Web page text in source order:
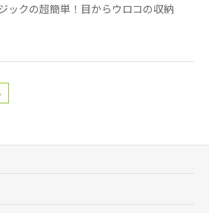
ックの超簡単！目からウロコの収納